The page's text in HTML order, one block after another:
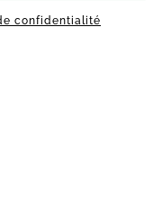
confidentialité